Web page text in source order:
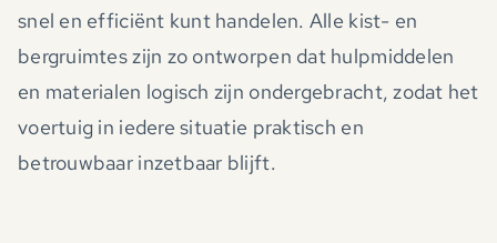
snel en efficiënt kunt handelen. Alle kist- en
bergruimtes zijn zo ontworpen dat hulpmiddelen
en materialen logisch zijn ondergebracht, zodat het
voertuig in iedere situatie praktisch en
betrouwbaar inzetbaar blijft.